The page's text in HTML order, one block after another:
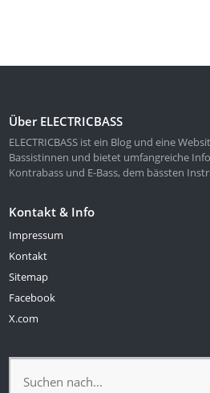
Über ELECTRICBASS
ELECTRICBASS ist ein Blog und eine
Bassistinnen und bietet umfangreiche
Kontrabass und E-Bass, dem bässten
Kontakt & Info
Impressum
Kontakt
Sitemap
Facebook
X.com